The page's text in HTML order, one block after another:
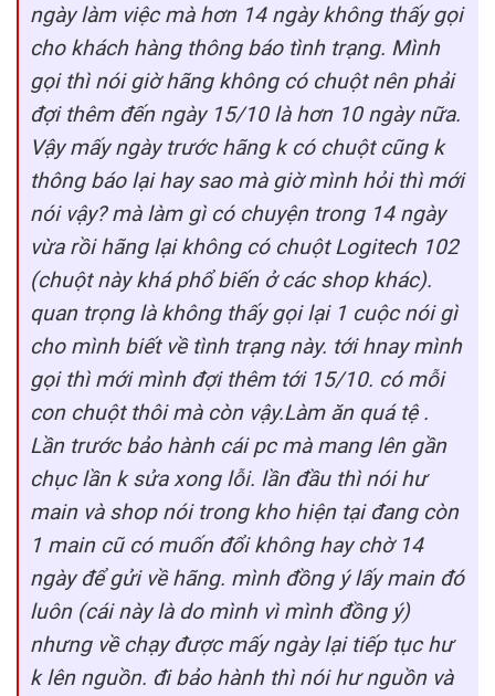
ngày làm việc mà hơn 14 ngày không thấy gọi
cho khách hàng thông báo tình trạng. Mình
gọi thì nói giờ hãng không có chuột nên phải
đợi thêm đến ngày 15/10 là hơn 10 ngày nữa.
Vậy mấy ngày trước hãng k có chuột cũng k
thông báo lại hay sao mà giờ mình hỏi thì mới
nói vậy? mà làm gì có chuyện trong 14 ngày
vừa rồi hãng lại không có chuột Logitech 102
(chuột này khá phổ biến ở các shop khác).
quan trọng là không thấy gọi lại 1 cuộc nói gì
cho mình biết về tình trạng này. tới hnay mình
gọi thì mới mình đợi thêm tới 15/10. có mỗi
con chuột thôi mà còn vậy.Làm ăn quá tệ .
Lần trước bảo hành cái pc mà mang lên gần
chục lần k sửa xong lỗi. lần đầu thì nói hư
main và shop nói trong kho hiện tại đang còn
1 main cũ có muốn đổi không hay chờ 14
ngày để gửi về hãng. mình đồng ý lấy main đó
luôn (cái này là do mình vì mình đồng ý)
nhưng về chạy được mấy ngày lại tiếp tục hư
k lên nguồn. đi bảo hành thì nói hư nguồn và